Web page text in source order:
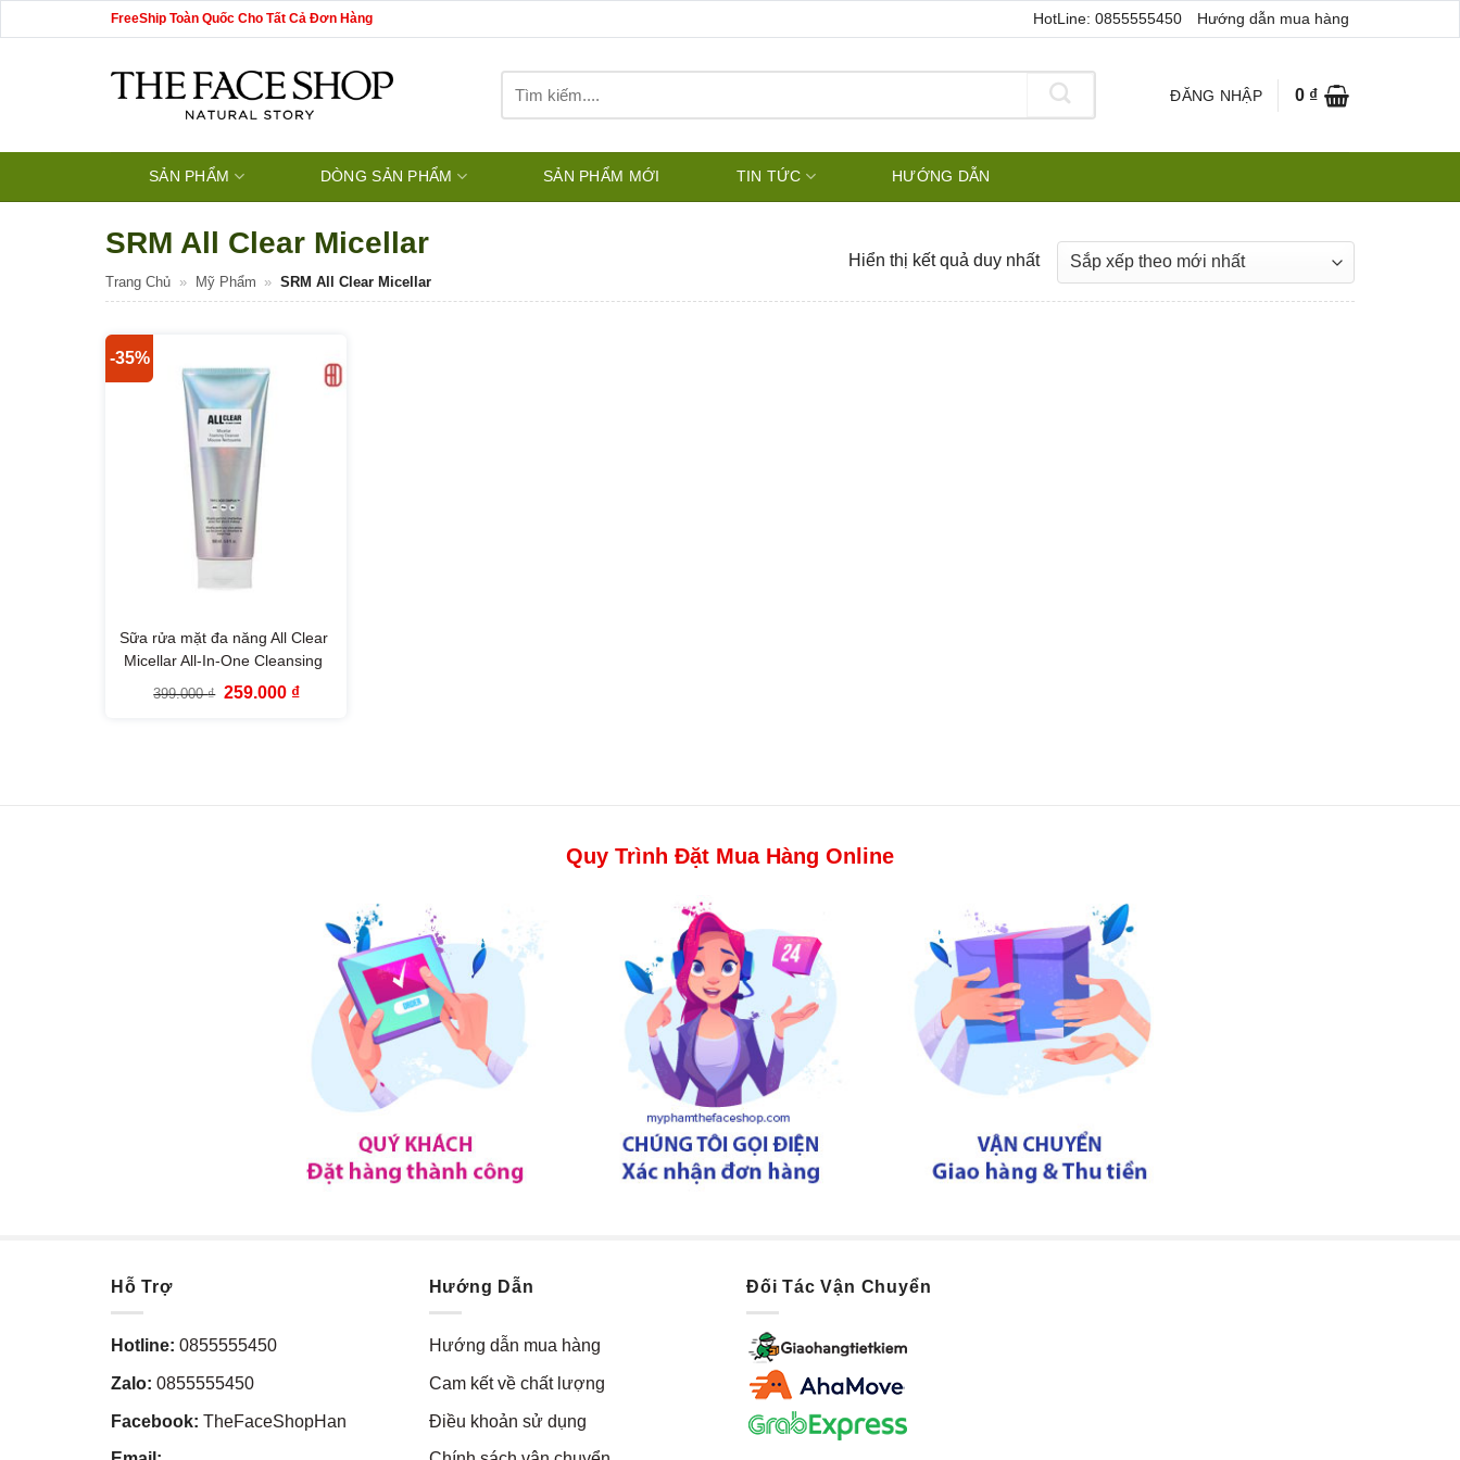
qua
FreeShip Toàn Quốc Cho Tất Cả Đơn Hàng HotLine: 0855555450 Hướng dẫn mua hàng
kiếm:
ĐĂNG NHẬP 0 ₫
SẢN PHẨM DÒNG SẢN PHẨM SẢN PHẨM MỚI TIN TỨC HƯỚNG DẪN
SRM All Clear Micellar
Trang Chủ » Mỹ Phẩm » SRM All Clear Micellar
Hiển thị kết quả duy nhất
-35%
Sữa rửa mặt đa năng All Clear
Micellar All-In-One Cleansing
Foam The Face Shop 150ml
399.000₫ Giá
259.000 ₫Giá
Quy Trình Đặt Mua Hàng Online
Hỗ Trợ
Hotline: 0855555450
Zalo: 0855555450
Facebook: TheFaceShopHan
Hướng Dẫn
Hướng dẫn mua hàng
Cam kết về chất lượng
Điều khoản sử dụng
Đối Tác Vận Chuyển